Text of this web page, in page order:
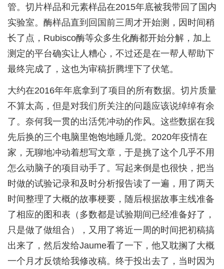
管。切片样品和元素样品在2015年底被我带回了国内
实验室。酶样品直到回国前三周才开始测，因时间稍
长了点，Rubisco酶等众多生化酶都开始分解，加上
测定的平台确实让人糟心，不过还是在一帮人帮助下
最终完成了，这也为审稿折腾埋下了伏笔。
大约在2016年年底拿到了项目的所有数据。切片质量
不算太高，但是对我们所关注的问题应该说绰绰有余
了。奈何我一贯的出活凭冲动的作风。这些数据在我
先后换的三个电脑里饱饱地睡几觉。2020年疫情在
家，无聊地冲动着想写文章，于是挑了这个几乎不用
怎么动脑子的项目动手了。写起来倒是也很快，把当
时做的试验记录和及时分析报告读了一遍，用了两天
时间整理了大概的故事梗要，随后根据故事主线准备
了相应的图和表（多数都是试验期间已经准备好了，
只是做了做组合），又用了将近一周的时间把初稿搞
出来了，然后发给Jaume看了一下，他又耽搁了大概
一个月才反馈给我修改稿。终于投出去了，当时因为